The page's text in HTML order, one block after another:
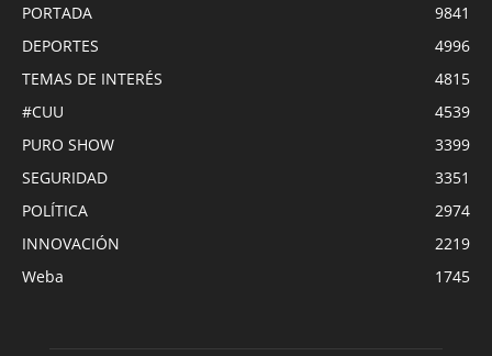
PORTADA
9841
DEPORTES
4996
TEMAS DE INTERÉS
4815
#CUU
4539
PURO SHOW
3399
SEGURIDAD
3351
POLÍTICA
2974
INNOVACIÓN
2219
Weba
1745